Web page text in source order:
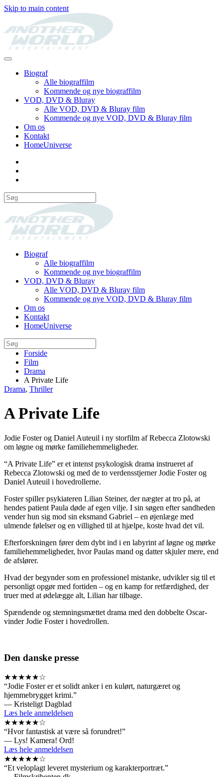
Skip to main content
Biograf
Alle biograffilm
Kommende og nye biograffilm
VOD, DVD & Bluray
Alle VOD, DVD & Bluray film
Kommende og nye VOD, DVD & Bluray film
Om os
Kontakt
HomeUniverse
Biograf
Alle biograffilm
Kommende og nye biograffilm
VOD, DVD & Bluray
Alle VOD, DVD & Bluray film
Kommende og nye VOD, DVD & Bluray film
Om os
Kontakt
HomeUniverse
Forside
Film
Drama
A Private Life
Drama, Thriller
A Private Life
Jodie Foster og Daniel Auteuil i ny storfilm af Rebecca Zlotowski
om løgne og mørke familiehemmeligheder.
“A Private Life” er et intenst psykologisk drama instrueret af
Rebecca Zlotowski og med de to verdensstjerner Jodie Foster og
Daniel Auteuil i hovedrollerne.
Foster spiller psykiateren Lilian Steiner, der nægter at tro på, at
hendes patient Paula døde af egen vilje. I sin søgen efter sandheden
vender hun sig mod sin eksmand Gabriel – en øjenlæge med
ulmende følelser og en villighed til at hjælpe, koste hvad det vil.
Efterforskningen fører dem dybt ind i en labyrint af løgne og mørke
familiehemmeligheder, hvor Paulas mand og datter skjuler mere, end
de afslører.
Hvad der begynder som en professionel mistanke, udvikler sig til et
personligt opgør med fortiden – og en kamp for retfærdighed, der
truer med at ødelægge alt, Lilian har tilbage.
Spændende og stemningsmættet drama med den dobbelte Oscar-
vinder Jodie Foster i hovedrollen.
Den danske presse
★★★★★☆
“Jodie Foster er et solidt anker i en kulørt, naturgæret og
hjemmebrygget krimi.”
— Kristeligt Dagblad
Læs hele anmeldelsen
★★★★★☆
“Hvor fantastisk at være så forundret!”
— Lys! Kamera! Ord!
Læs hele anmeldelsen
★★★★★☆
“Et veloplagt leveret mysterium og karakterportræt.”